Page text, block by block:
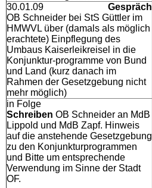
30.01.09 Gespräch
OB Schneider bei StS Güttler im
HMWVL über (damals als möglich
erachtete) Einpflegung des
Umbaus Kaiserleikreisel in die
Konjunktur-programme von Bund
und Land (kurz danach im
Rahmen der Gesetzgebung nicht
mehr möglich)
in Folge
Schreiben OB Schneider an MdB
Lippold und MdB Zapf. Hinweis
auf die anstehende Gesetzgebung
zu den Konjunkturprogrammen
und Bitte um entsprechende
Verwendung im Sinne der Stadt
OF.